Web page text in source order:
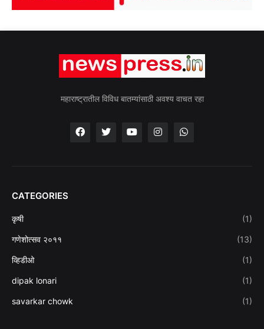
महाराष्ट्रातील विविध बातम्यांसाठी अवश्य वाचत रहा
CATEGORIES
कृषी (1)
गणेशोत्सव २०११ (13)
व्हिडीओ (1)
dipak lonari (1)
savarkar chowk (1)